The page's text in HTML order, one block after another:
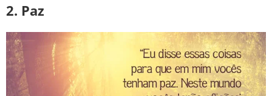
2. Paz